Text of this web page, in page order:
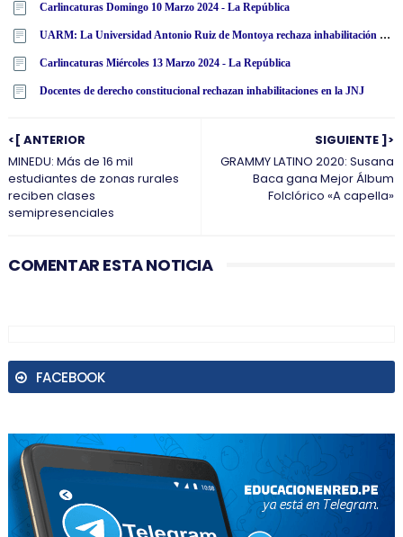
Carlincaturas Domingo 10 Marzo 2024 - La República
UARM: La Universidad Antonio Ruiz de Montoya rechaza inhabilitación por 10 años para el ejercicio de cargo público a miembros de la JNJ
Carlincaturas Miércoles 13 Marzo 2024 - La República
Docentes de derecho constitucional rechazan inhabilitaciones en la JNJ
SIGUIENTE ]>
GRAMMY LATINO 2020: Susana
Baca gana Mejor Álbum
Folclórico «A capella»
<[ ANTERIOR
MINEDU: Más de 16 mil
estudiantes de zonas rurales
reciben clases
semipresenciales
COMENTAR ESTA NOTICIA
FACEBOOK